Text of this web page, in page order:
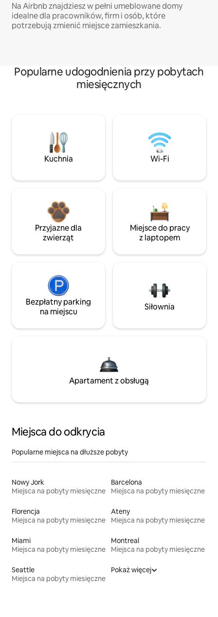
Na Airbnb znajdziesz w pełni umeblowane domy
idealne dla pracowników, firm i osób, które
potrzebują zmienić miejsce zamieszkania.
Popularne udogodnienia przy pobytach
miesięcznych
Kuchnia Wi-Fi
Przyjazne dla
zwierząt
Miejsce do pracy
z laptopem
Bezpłatny parking
na miejscu
Siłownia
Apartament z obsługą
Miejsca do odkrycia
Popularne miejsca na dłuższe pobyty
Nowy Jork
Miejsca na pobyty miesięczne
Barcelona
Miejsca na pobyty miesięczne
Florencja
Miejsca na pobyty miesięczne
Ateny
Miejsca na pobyty miesięczne
Miami
Miejsca na pobyty miesięczne
Montreal
Miejsca na pobyty miesięczne
Seattle
Miejsca na pobyty miesięczne
Pokaż więcej